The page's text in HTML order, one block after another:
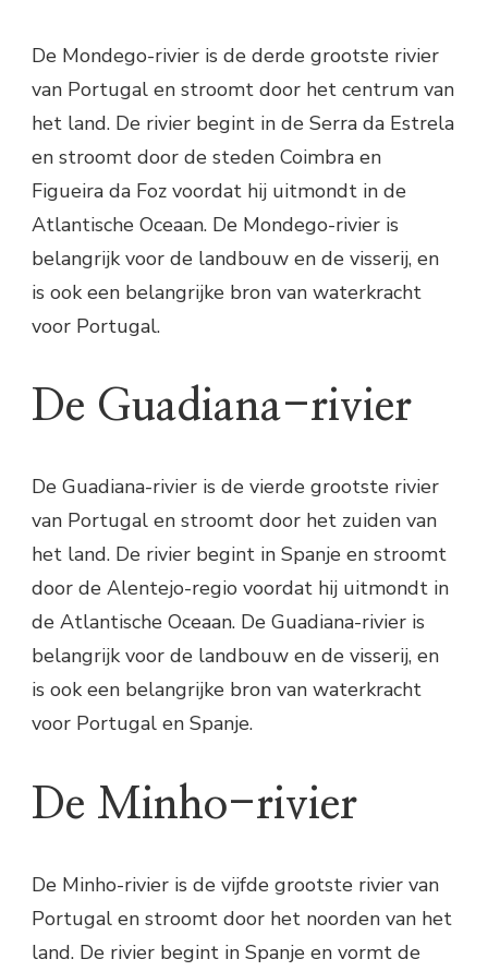
De Mondego-rivier is de derde grootste rivier
van Portugal en stroomt door het centrum van
het land. De rivier begint in de Serra da Estrela
en stroomt door de steden Coimbra en
Figueira da Foz voordat hij uitmondt in de
Atlantische Oceaan. De Mondego-rivier is
belangrijk voor de landbouw en de visserij, en
is ook een belangrijke bron van waterkracht
voor Portugal.
De Guadiana-rivier
De Guadiana-rivier is de vierde grootste rivier
van Portugal en stroomt door het zuiden van
het land. De rivier begint in Spanje en stroomt
door de Alentejo-regio voordat hij uitmondt in
de Atlantische Oceaan. De Guadiana-rivier is
belangrijk voor de landbouw en de visserij, en
is ook een belangrijke bron van waterkracht
voor Portugal en Spanje.
De Minho-rivier
De Minho-rivier is de vijfde grootste rivier van
Portugal en stroomt door het noorden van het
land. De rivier begint in Spanje en vormt de